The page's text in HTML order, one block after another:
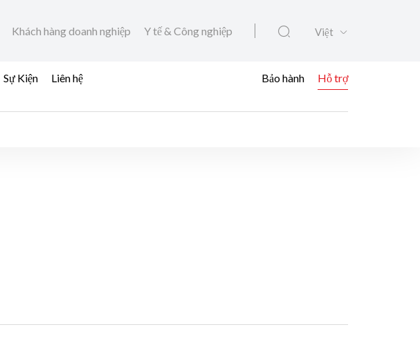
Khách hàng doanh nghiệp Y tế & Công nghiệp Việt
Sự Kiện Liên hệ Bảo hành Hỗ trợ